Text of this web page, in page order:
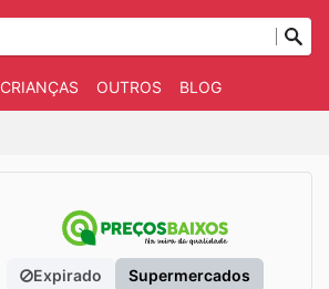
CRIANÇAS OUTROS BLOG
Expirado Supermercados